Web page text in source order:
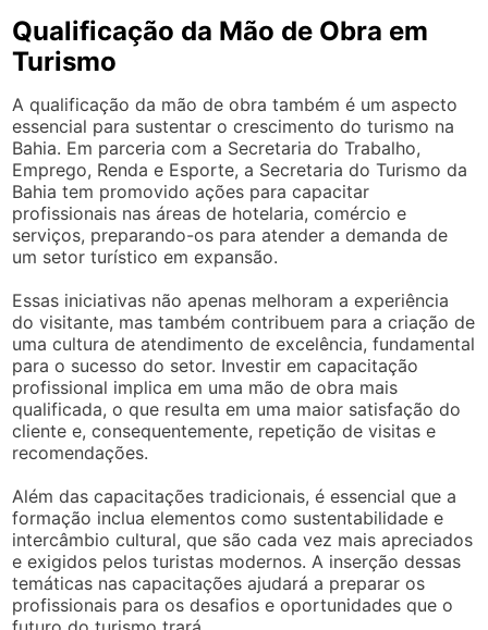
Qualificação da Mão de Obra em
Turismo
A qualificação da mão de obra também é um aspecto
essencial para sustentar o crescimento do turismo na
Bahia. Em parceria com a Secretaria do Trabalho,
Emprego, Renda e Esporte, a Secretaria do Turismo da
Bahia tem promovido ações para capacitar
profissionais nas áreas de hotelaria, comércio e
serviços, preparando-os para atender a demanda de
um setor turístico em expansão.
Essas iniciativas não apenas melhoram a experiência
do visitante, mas também contribuem para a criação de
uma cultura de atendimento de excelência, fundamental
para o sucesso do setor. Investir em capacitação
profissional implica em uma mão de obra mais
qualificada, o que resulta em uma maior satisfação do
cliente e, consequentemente, repetição de visitas e
recomendações.
Além das capacitações tradicionais, é essencial que a
formação inclua elementos como sustentabilidade e
intercâmbio cultural, que são cada vez mais apreciados
e exigidos pelos turistas modernos. A inserção dessas
temáticas nas capacitações ajudará a preparar os
profissionais para os desafios e oportunidades que o